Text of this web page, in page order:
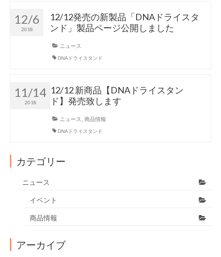
よくあるご質問
コンセプト
お問い合わせ
12/6
2018
12/12発売の新製品「DNAドライスタ
ンド」製品ページ公開しました
ニュース
DNAドライスタンド
11/14
2018
12/12 新商品【DNAドライスタン
ド】発売致します
ニュース 商品情報
DNAドライスタンド
カテゴリー
ニュース
イベント
商品情報
アーカイブ